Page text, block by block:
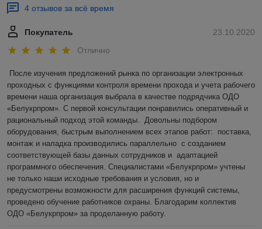
4 отзывов за всё время
23.10.2020
Покупатель
Отлично
После изучения предложений рынка по организации электронных
проходных с функциями контроля времени прохода и учета рабочего
времени наша организация выбрала в качестве подрядчика ОДО
«Белукрпром». С первой консультации понравились оперативный и
рациональный подход этой команды.  Довольны подбором
оборудования, быстрым выполнением всех этапов работ:  поставка,
монтаж и наладка производились параллельно  с созданием
соответствующей базы данных сотрудников и  адаптацией
программного обеспечения. Специалистами «Белукрпром» учтены
не только наши исходные требования и условия, но и
предусмотрены возможности для расширения функций системы,
проведено обучение работников охраны. Благодарим коллектив
ОДО «Белукрпром» за проделанную работу.